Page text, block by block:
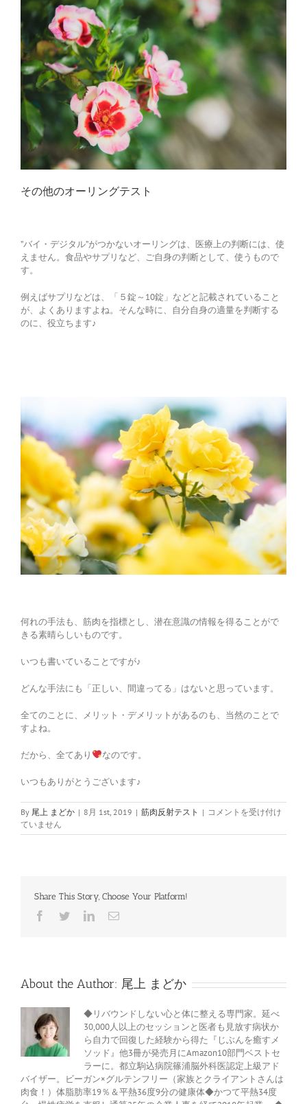
その他のオーリングテスト
”バイ・デジタル”がつかないオーリングは、医療上の判断には、使
えません。食品やサプリなど、ご自身の判断として、使うもので
す。
例えばサプリなどは、「５錠～10錠」などと記載されていること
が、よくありますよね。そんな時に、自分自身の適量を判断する
のに、役立ちます♪
何れの手法も、筋肉を指標とし、潜在意識の情報を得ることがで
きる素晴らしいものです。
いつも書いていることですが♪
どんな手法にも「正しい、間違ってる」はないと思っています。
全てのことに、メリット・デメリットがあるのも、当然のことで
すよね。
だから、全てあり なのです。
いつもありがとうございます♪
By 尾上 まどか | 8月 1st, 2019 | 筋肉反射テスト | 筋
反
ー
リ
ン
グ
テ
ス
ト
は
コメントを受け付け
ていません
Share This Story, Choose Your Platform!
Facebook
TwitterLinkedIn
電
About the Author: 尾上 まどか
◆リバウンドしない心と体に整える専門家。延べ
30,000人以上のセッションと医者も見放す病状か
ら自力で回復した経験から得た『じぶんを癒すメ
ソッド』他3冊が発売月にAmazon10部門ベストセ
ラーに。都立駒込病院篠浦脳外科医認定上級アド
バイザー。ビーガン×グルテンフリー（家族とクライアントさんは
肉食！）体脂肪率19％＆平熱36度9分の健康体◆かつて平熱34度